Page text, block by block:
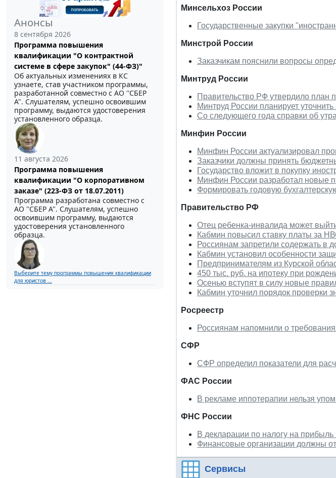
Анонсы
8 сентября 2026
Программа повышения
квалификации "О контрактной
системе в сфере закупок" (44-ФЗ)"
Об актуальных изменениях в КС
узнаете, став участником программы,
разработанной совместно с АО ''СБЕР
А". Слушателям, успешно освоившим
программу, выдаются удостоверения
установленного образца.
11 августа 2026
Программа повышения
квалификации "О корпоративном
заказе" (223-ФЗ от 18.07.2011)
Программа разработана совместно с
АО ''СБЕР А". Слушателям, успешно
освоившим программу, выдаются
удостоверения установленного
образца.
Выберите тему программы повышения квалификации
для юристов ...
Минсельхоз России
Государственные закупки
Минстрой России
Заказчикам пояснили вопросы
Минтруд России
Правительство РФ утвердило план
Минтруд России планирует
Со следующего года справки об
Минфин России
Минфин России актуализировал
Заказчики должны принять
Государство вложит в покупку
Минфин России разработал новые
Формировать годовую
Правительство РФ
Отец ребенка-инвалида может
Кабмин повысил ставку платы за
Россиянам запретили содержать в
Кабмин установил особенности
Предпринимателям из Курской
450 тыс. руб. на ипотеку при
Осенью вступят в силу новые
Кабмин уточнил порядок проверки
Росреестр
Россиянам напомнили о
СФР
СФР определил показатели для
ФАС России
В рекламе иппотерапии нельзя
ФНС России
В декларации по налогу на
Финансовые организации должны
Сервисы